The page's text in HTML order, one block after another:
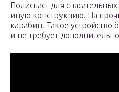
Полиспаст для
иную конструкцию. На
карабин. Такое устройство
и не требует